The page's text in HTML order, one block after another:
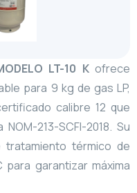
LT-10 Kofrece
para 9 kg de gas LP,
calibre 12 que
213-SCFI-2018. Su
tratamiento térmico de
garantizar máxima